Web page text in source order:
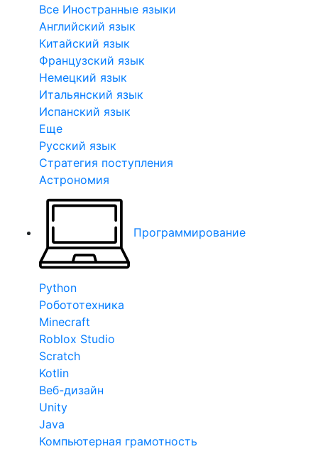
Все Иностранные языки
Английский язык
Китайский язык
Французский язык
Немецкий язык
Итальянский язык
Испанский язык
Еще
Русский язык
Стратегия поступления
Астрономия
Программирование
Python
Робототехника
Minecraft
Roblox Studio
Scratch
Kotlin
Веб-дизайн
Unity
Java
Компьютерная грамотность